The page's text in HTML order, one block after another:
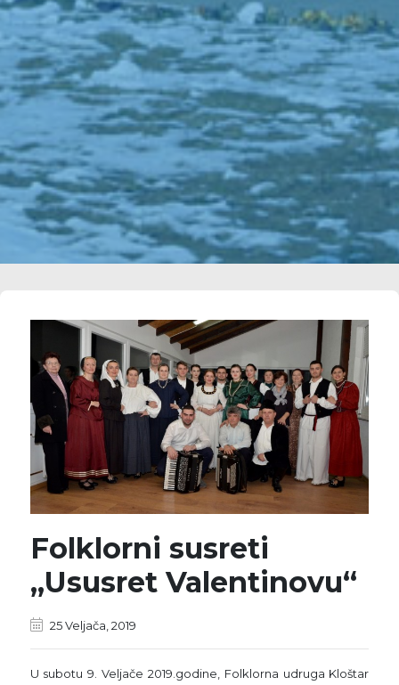
Folklorni susreti
„Ususret Valentinovu“
25 Veljača, 2019
U subotu 9. Veljače 2019.godine, Folklorna udruga Kloštar